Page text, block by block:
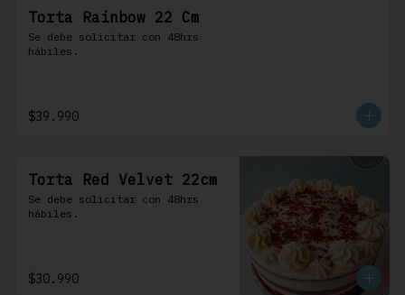
Torta Rainbow 22 Cm
Se debe solicitar con 48hrs
hábiles.
$39.990
Torta Red Velvet 22cm
Se debe solicitar con 48hrs
hábiles.
$30.990